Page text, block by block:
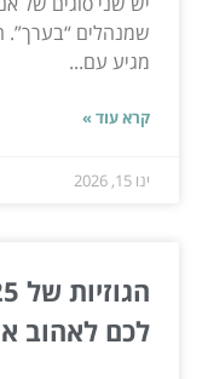
שמנהלים “בערך”.
מגיע עם...
קרא עוד »
ינו 15, 2026
לכם לאהוב